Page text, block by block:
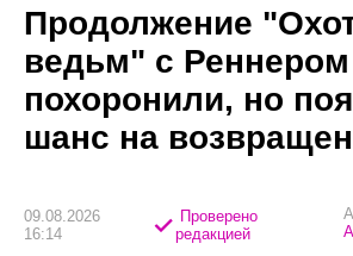
Продолжение
ведьм" с
похоронили, но
шанс на
09.08.2026
16:14
Проверено
редакцией